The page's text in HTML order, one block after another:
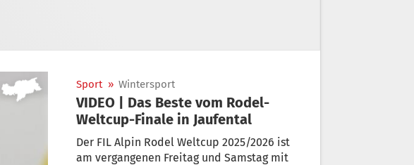
Sport » Wintersport
VIDEO | Das Beste vom Rodel-
Weltcup-Finale in Jaufental
Der FIL Alpin Rodel Weltcup 2025/2026 ist
am vergangenen Freitag und Samstag mit